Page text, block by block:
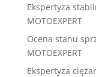
Ekspertyza
MOTOEXPERT
Ocena stanu
MOTOEXPERT
Ekspertyza